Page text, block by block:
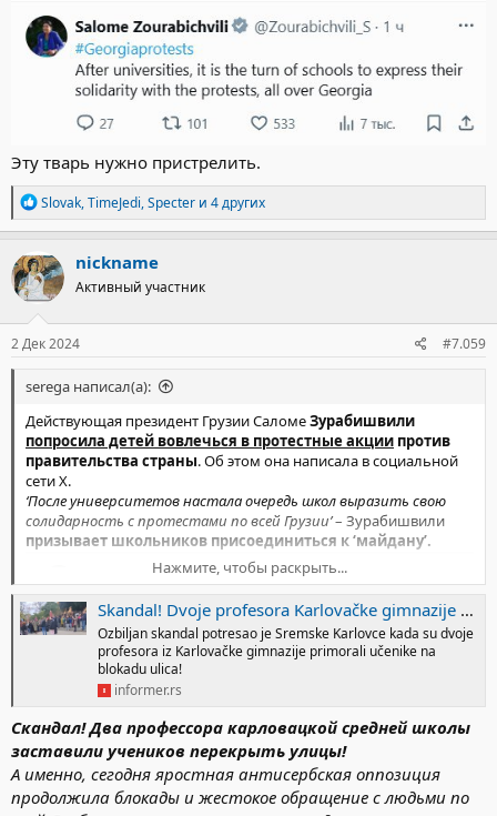
Эту тварь нужно пристрелить.
Р
е
а
к
ц
и
и
:
Slovak,TimeJedi,Specter и 4 других
nickname
Активный участник
2 Дек 2024 #7.059
serega написал(а):
Действующая президент Грузии СаломеЗурабишвили
попросила детей вовлечься в протестные акции против
правительства страны. Об этом она написала в социальной
сети X.
‘После университетов настала очередь школ выразить свою
солидарность с протестами по всей Грузии’– Зурабишвили
призывает школьников присоединиться к ‘майдану’.
Эту тварь нужно пристрелить.
Нажмите, чтобы раскрыть...
Skandal! Dvoje profesora Karlovačke gimnazije primorali učenike na blokadu ulica! (VIDEO)
Ozbiljan skandal potresao je Sremske Karlovce kada su dvoje
profesora iz Karlovačke gimnazije primorali učenike na
blokadu ulica!
informer.rs
Скандал! Два профессора карловацкой средней школы
заставили учеников перекрыть улицы!
А именно, сегодня яростная антисербская оппозиция
продолжила блокады и жестокое обращение с людьми по